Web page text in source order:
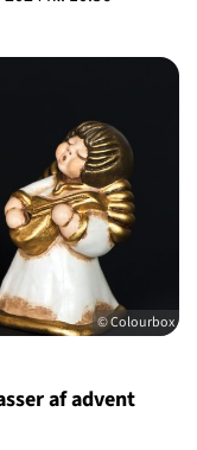
© Colourbox
af advent